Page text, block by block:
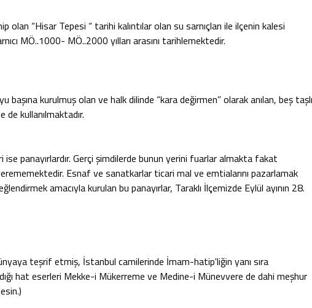
“Hisar Tepesi “ tarihi kalıntılar olan su sarnıçları ile ilçenin kalesi
MÖ..1000- MÖ..2000 yılları arasını tarihlemektedir.
başına kurulmuş olan ve halk dilinde “kara değirmen” olarak anılan, beş taşlı
kullanılmaktadır.
ise panayırlardır. Gerçi şimdilerde bunun yerini fuarlar almakta fakat
Esnaf ve sanatkarlar ticari mal ve emtialarını pazarlamak
amacıyla kurulan bu panayırlar, Taraklı İlçemizde Eylül ayının 28.
teşrif etmiş, İstanbul camilerinde İmam-hatip'liğin yanı sıra
hat eserleri Mekke-i Mükerreme ve Medine-i Münevvere de dahi meşhur